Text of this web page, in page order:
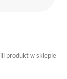
produkt w sklepie